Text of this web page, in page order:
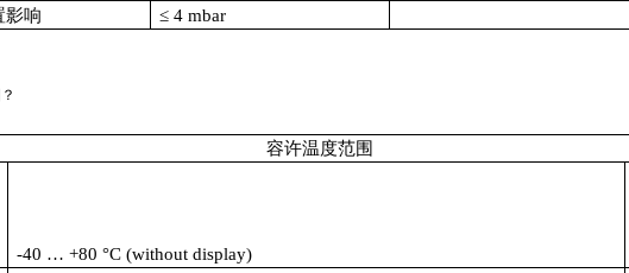
影响
≤4 mbar
容许温度范围
-40 … +80 °C (without display)